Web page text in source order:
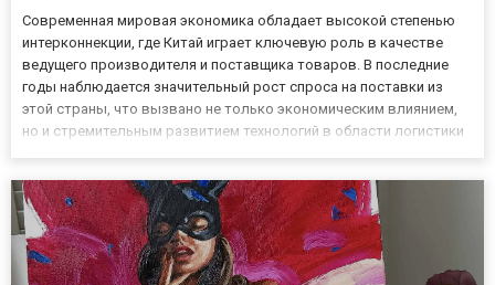
Современная мировая экономика обладает высокой степенью
интерконнекции, где Китай играет ключевую роль в качестве
ведущего производителя и поставщика товаров. В последние
годы наблюдается значительный рост спроса на поставки из
этой страны, что вызвано не только экономическим влиянием,
но и стремительным развитием технологий в области логистики